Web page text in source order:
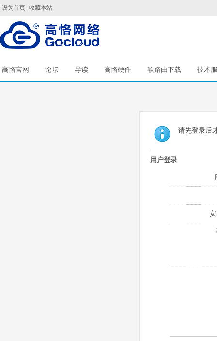
设为首页 收藏本站
高恪官网 论坛 导读 高恪硬件 软路由下载 技术
请先登录后
用户登录